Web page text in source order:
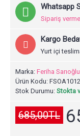
Whatsapp
Sipariş
Kargo
Yurt içi
Marka: Feriha Sarıoğlu
Ürün Kodu: FSOA1012
Stok Durumu: Stokta
685,00TL